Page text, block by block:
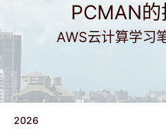
PCMAN
AWS云计算学习
2026